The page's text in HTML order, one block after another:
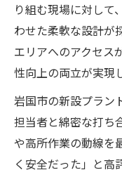
り組む現場に対して
わせた柔軟な設計が
エリアへのアクセス
性向上の両立が実現
岩国市の新設プラン
担当者と綿密な打ち
や高所作業の動線を
く安全だった」と高